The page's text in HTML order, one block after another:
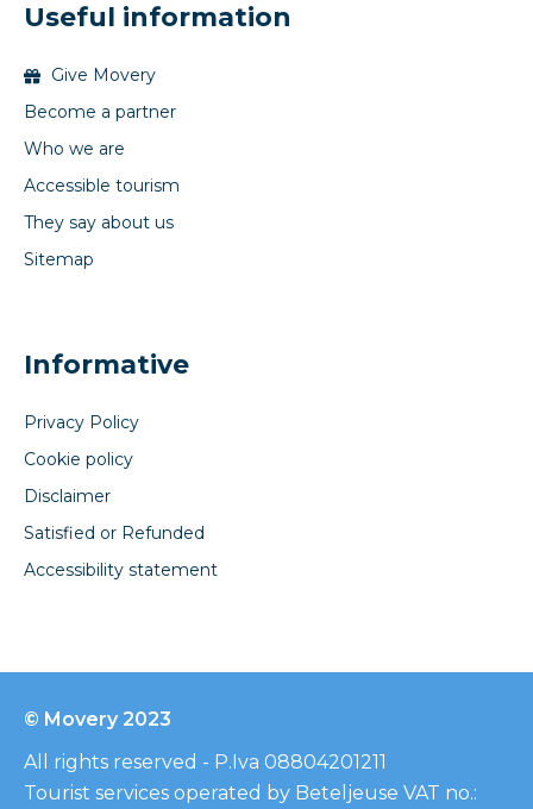
Useful information
Give Movery
Become a partner
Who we are
Accessible tourism
They say about us
Sitemap
Informative
Privacy Policy
Cookie policy
Disclaimer
Satisfied or Refunded
Accessibility statement
© Movery 2023
All rights reserved - P.Iva 08804201211
Tourist services operated by Beteljeuse VAT no.: